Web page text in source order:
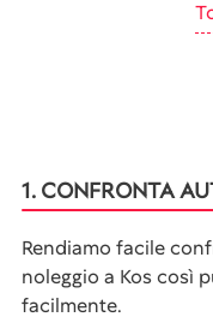
1. CONFRONTA
Rendiamo facile
noleggio a Kos così
facilmente.